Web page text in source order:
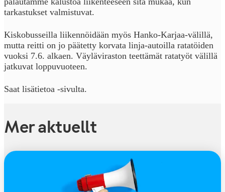
tarkastukset valmistuvat.
Kiskobusseilla liikennöidään myös Hanko-Karjaa-välillä,
mutta reitti on jo päätetty korvata linja-autoilla ratatöiden
vuoksi 7.6. alkaen. Väyläviraston teettämät ratatyöt välillä
jatkuvat loppuvuoteen.
Saat lisätietoa -sivulta.
Mer aktuellt